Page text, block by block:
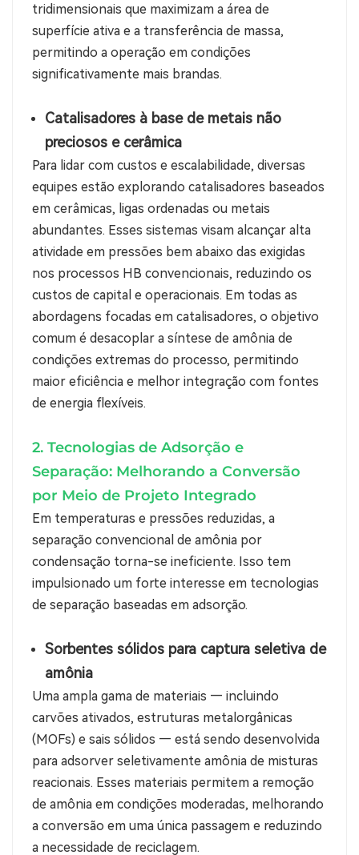
tridimensionais que maximizam a área de
superfície ativa e a transferência de massa,
permitindo a operação em condições
significativamente mais brandas.
Catalisadores à base de metais não
preciosos e cerâmica
Para lidar com custos e escalabilidade, diversas
equipes estão explorando catalisadores baseados
em cerâmicas, ligas ordenadas ou metais
abundantes. Esses sistemas visam alcançar alta
atividade em pressões bem abaixo das exigidas
nos processos HB convencionais, reduzindo os
custos de capital e operacionais. Em todas as
abordagens focadas em catalisadores, o objetivo
comum é desacoplar a síntese de amônia de
condições extremas do processo, permitindo
maior eficiência e melhor integração com fontes
de energia flexíveis.
2. Tecnologias de Adsorção e
Separação: Melhorando a Conversão
por Meio de Projeto Integrado
Em temperaturas e pressões reduzidas, a
separação convencional de amônia por
condensação torna-se ineficiente. Isso tem
impulsionado um forte interesse em tecnologias
de separação baseadas em adsorção.
Sorbentes sólidos para captura seletiva de
amônia
Uma ampla gama de materiais — incluindo
carvões ativados, estruturas metalorgânicas
(MOFs) e sais sólidos — está sendo desenvolvida
para adsorver seletivamente amônia de misturas
reacionais. Esses materiais permitem a remoção
de amônia em condições moderadas, melhorando
a conversão em uma única passagem e reduzindo
a necessidade de reciclagem.